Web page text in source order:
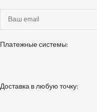
Платежные системы:
Доставка в любую точку: